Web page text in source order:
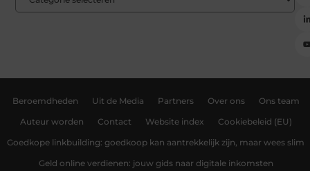
Beroemdheden Uit de Media Partners Over ons Ons team
Auteur worden Contact Website index Cookiebeleid (EU)
Goedkope linkbuilding: goedkoop kan aantrekkelijk zijn, maar wees slim
Geld online verdienen: jouw gids naar digitale inkomsten